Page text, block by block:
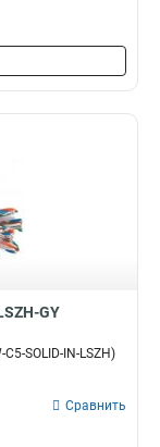
GY
SOLID-IN-LSZH)
Сравнить